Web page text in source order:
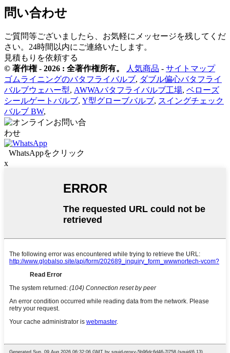
問い合わせ
ご質問等ございましたら、お気軽にメッセージを残してくだ
さい。24時間以内にご連絡いたします。
見積もりを依頼する
© 著作権 - 2026 : 全著作権所有。
人気商品 - サイトマップ
ゴムライニングのバタフライバルブ, ダブル偏心バタフライ
バルブウェハー型, AWWAバタフライバルブ工場, ベローズ
シールゲートバルブ, Y型グローブバルブ, スイングチェック
バルブ BW,
WhatsAppをクリック
x